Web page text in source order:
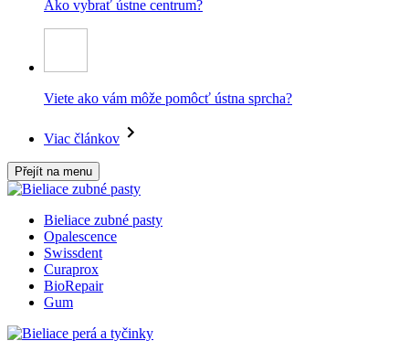
Ako vybrať ústne centrum?
Viete ako vám môže pomôcť ústna sprcha?
Viac článkov
Přejít na menu
Bieliace zubné pasty
Opalescence
Swissdent
Curaprox
BioRepair
Gum